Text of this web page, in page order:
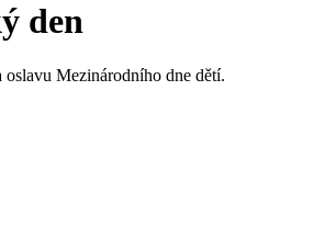
den
oslavu Mezinárodního dne dětí.